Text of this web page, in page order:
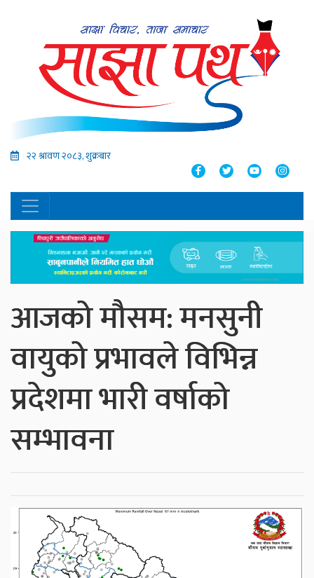
२२ श्रावण २०८३, शुक्रबार
आजको मौसम: मनसुनी
वायुको प्रभावले विभिन्न
प्रदेशमा भारी वर्षाको
सम्भावना